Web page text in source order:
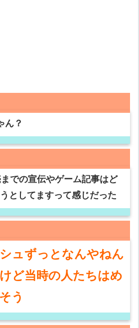
ん？
での宣伝やゲーム記事はど
としてますって感じだった
ュずっとなんやねん
ど当時の人たちはめ
う